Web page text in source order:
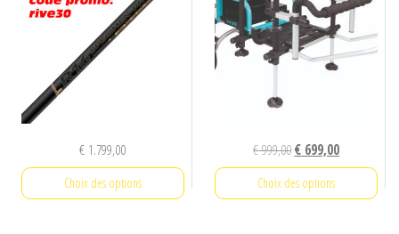
€ 1.799,00
Choix des options
€999,00Le
prix
initial
€ 699,00Le
prix
Choix des options